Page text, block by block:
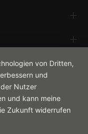
von Dritten,
und
Nutzer
und kann meine
Zukunft widerrufen